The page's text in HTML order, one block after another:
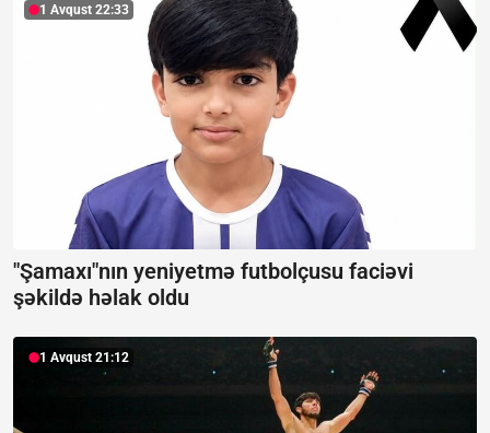
1 Avqust 22:33
"Şamaxı"nın yeniyetmə futbolçusu faciəvi
şəkildə həlak oldu
1 Avqust 21:12